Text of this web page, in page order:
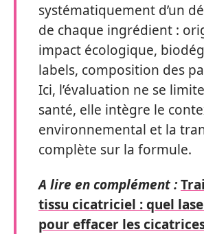
systématiquement d’un
de chaque ingrédient :
impact écologique,
labels, composition des
Ici, l’évaluation ne se
santé, elle intègre le
environnemental et la
complète sur la formule.
A lire en complément :
tissu cicatriciel : quel
pour effacer les